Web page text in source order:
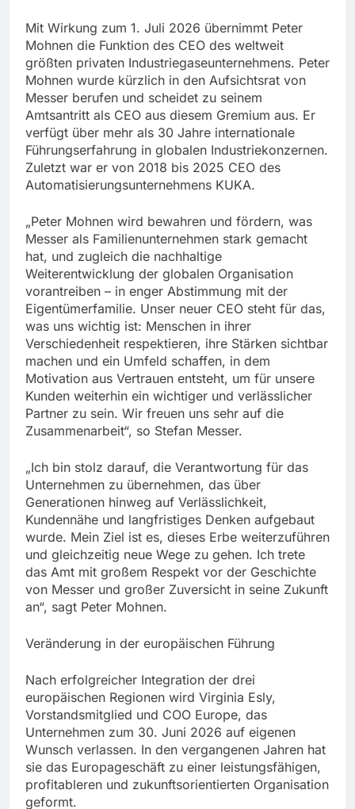
Mit Wirkung zum 1. Juli 2026 übernimmt Peter
Mohnen die Funktion des CEO des weltweit
größten privaten Industriegaseunternehmens. Peter
Mohnen wurde kürzlich in den Aufsichtsrat von
Messer berufen und scheidet zu seinem
Amtsantritt als CEO aus diesem Gremium aus. Er
verfügt über mehr als 30 Jahre internationale
Führungserfahrung in globalen Industriekonzernen.
Zuletzt war er von 2018 bis 2025 CEO des
Automatisierungsunternehmens KUKA.
„Peter Mohnen wird bewahren und fördern, was
Messer als Familienunternehmen stark gemacht
hat, und zugleich die nachhaltige
Weiterentwicklung der globalen Organisation
vorantreiben – in enger Abstimmung mit der
Eigentümerfamilie. Unser neuer CEO steht für das,
was uns wichtig ist: Menschen in ihrer
Verschiedenheit respektieren, ihre Stärken sichtbar
machen und ein Umfeld schaffen, in dem
Motivation aus Vertrauen entsteht, um für unsere
Kunden weiterhin ein wichtiger und verlässlicher
Partner zu sein. Wir freuen uns sehr auf die
Zusammenarbeit“, so Stefan Messer.
„Ich bin stolz darauf, die Verantwortung für das
Unternehmen zu übernehmen, das über
Generationen hinweg auf Verlässlichkeit,
Kundennähe und langfristiges Denken aufgebaut
wurde. Mein Ziel ist es, dieses Erbe weiterzuführen
und gleichzeitig neue Wege zu gehen. Ich trete
das Amt mit großem Respekt vor der Geschichte
von Messer und großer Zuversicht in seine Zukunft
an“, sagt Peter Mohnen.
Veränderung in der europäischen Führung
Nach erfolgreicher Integration der drei
europäischen Regionen wird Virginia Esly,
Vorstandsmitglied und COO Europe, das
Unternehmen zum 30. Juni 2026 auf eigenen
Wunsch verlassen. In den vergangenen Jahren hat
sie das Europageschäft zu einer leistungsfähigen,
profitableren und zukunftsorientierten Organisation
geformt.